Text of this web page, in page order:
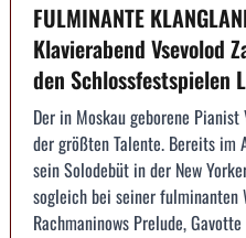
FULMINANTE
Klavierabend Vsevolod
den Schlossfestspielen
Der in Moskau geborene
der größten Talente. Bereits im
sein Solodebüt in der New
sogleich bei seiner fulminanten
Rachmaninows Prelude,